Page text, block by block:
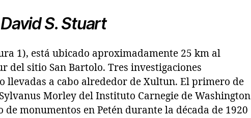
David S. Stuart
1), está ubicado aproximadamente 25 km al
del sitio San Bartolo. Tres investigaciones
llevadas a cabo alrededor de Xultun. El primero de
Morley del Instituto Carnegie de Washington
monumentos en Petén durante la década de 1920